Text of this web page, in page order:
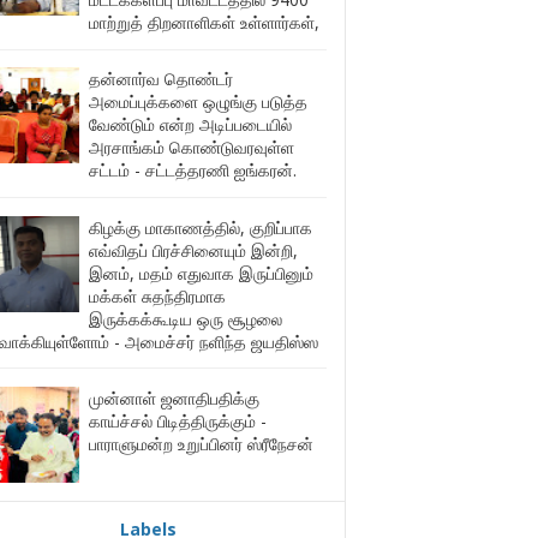
மாற்றுத் திறனாளிகள் உள்ளார்கள்,
தன்னார்வ தொண்டர்
அமைப்புக்களை ஒழுங்கு படுத்த
வேண்டும் என்ற அடிப்படையில்
அரசாங்கம் கொண்டுவரவுள்ள
சட்டம் - சட்டத்தரணி ஐங்கரன்.
கிழக்கு மாகாணத்தில், குறிப்பாக
எவ்விதப் பிரச்சினையும் இன்றி,
இனம், மதம் எதுவாக இருப்பினும்
மக்கள் சுதந்திரமாக
இருக்கக்கூடிய ஒரு சூழலை
- அமைச்சர் நளிந்த ஜயதிஸ்ஸ
முன்னாள் ஜனாதிபதிக்கு
காய்ச்சல் பிடித்திருக்கும் -
பாராளுமன்ற உறுப்பினர் ஸ்ரீநேசன்
Labels